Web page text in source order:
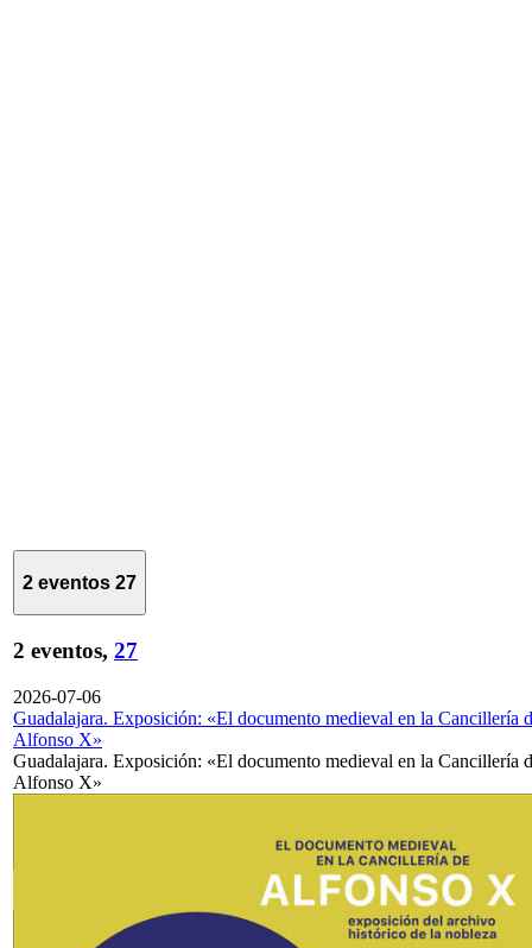
2 eventos 27
2 eventos, 27
2026-07-06
Guadalajara. Exposición: «El documento medieval en la Cancillería
Alfonso X»
Guadalajara. Exposición: «El documento medieval en la Cancillería
Alfonso X»